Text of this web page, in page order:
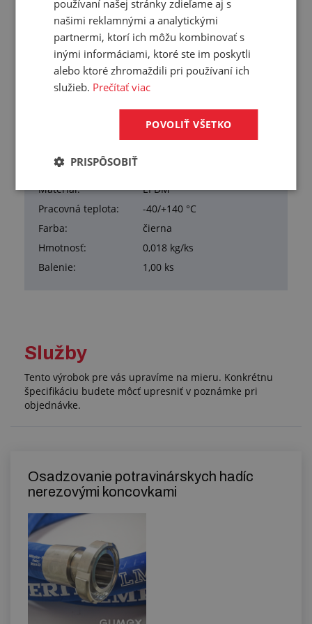
farba: čierna
pracovná teplota: -40°C/+140°C
sterilizácia parou: krátkodobo 140°C
Spĺňa normy:
DIN 32 676
Prehľad vlastností
DN:
Materiál:
EPDM
Pracovná teplota:
-40/+140 °C
Farba:
čierna
Hmotnosť:
0,018 kg/ks
Balenie:
1,00 ks
Služby
Tento výrobok pre vás upravíme na mieru. Konkrétnu
špecifikáciu budete môcť upresniť v poznámke pri
objednávke.
Osadzovanie potravinárskych hadíc
nerezovými koncovkami
používaní našej stránky zdieľame aj s
našimi reklamnými a analytickými
partnermi, ktorí ich môžu kombinovať s
inými informáciami, ktoré ste im poskytli
alebo ktoré zhromaždili pri používaní ich
služieb. Prečítať viac
POVOLIŤ VŠETKO
PRISPÔSOBIŤ